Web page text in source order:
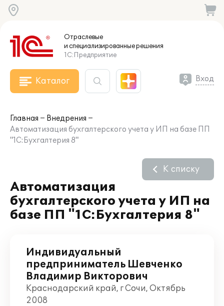
Отраслевые
и специализированныерешения
1С:Предприятие
Каталог Вход
Главная
Внедрения
Автоматизация бухгалтерского учета у ИП на базе ПП
"1C:Бухгалтерия 8"
Автоматизация
бухгалтерского учета у ИП на
базе ПП "1C:Бухгалтерия 8"
К списку
Индивидуальный
предприниматель Шевченко
Владимир Викторович
Краснодарский край, г Сочи, Октябрь
2008